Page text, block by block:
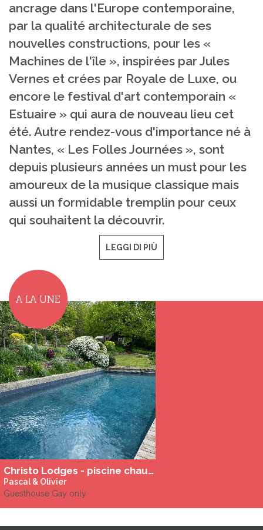
ancrage dans l'Europe contemporaine,
par la qualité architecturale de ses
nouvelles constructions, pour les «
Machines de l'île », inspirées par Jules
Vernes et crées par Royale de Luxe, ou
encore le festival d'art contemporain «
Estuaire » qui aura de nouveau lieu cet
été. Autre rendez-vous d'importance né à
Nantes, « Les Folles Journées », sont
depuis plusieurs années un must pour les
amoureux de la musique classique mais
aussi un formidable tremplin pour ceux
qui souhaitent la découvrir.
LEGGI DI PIÙ
A LA UNE
Christo Lodges - piscine chauffée
Pascal & Olivier
Guesthouse Gay only